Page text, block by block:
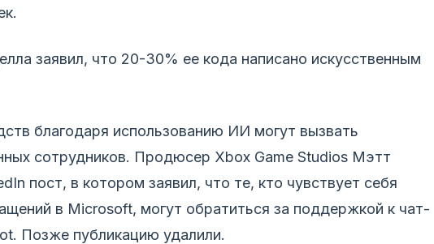
заявил, что 20-30% ее кода написано искусственным
благодаря использованию ИИ могут вызвать
сотрудников. Продюсер Xbox Game Studios Мэтт
пост, в котором заявил, что те, кто чувствует себя
в Microsoft, могут обратиться за поддержкой к чат-
Позже публикацию удалили.